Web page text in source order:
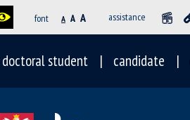
font A A A assistance
doctoral student candidate